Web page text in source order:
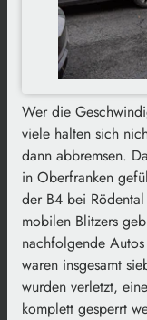
Wer die
viele halten sich
dann abbremsen.
in Oberfranken
der B4 bei
mobilen Blitzers
nachfolgende
waren insgesamt
wurden verletzt,
komplett gesperrt